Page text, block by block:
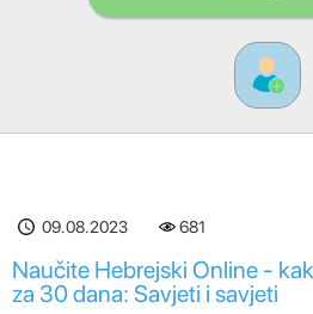
09.08.2023 681
Naučite Hebrejski Online -
za 30 dana: Savjeti i savjeti